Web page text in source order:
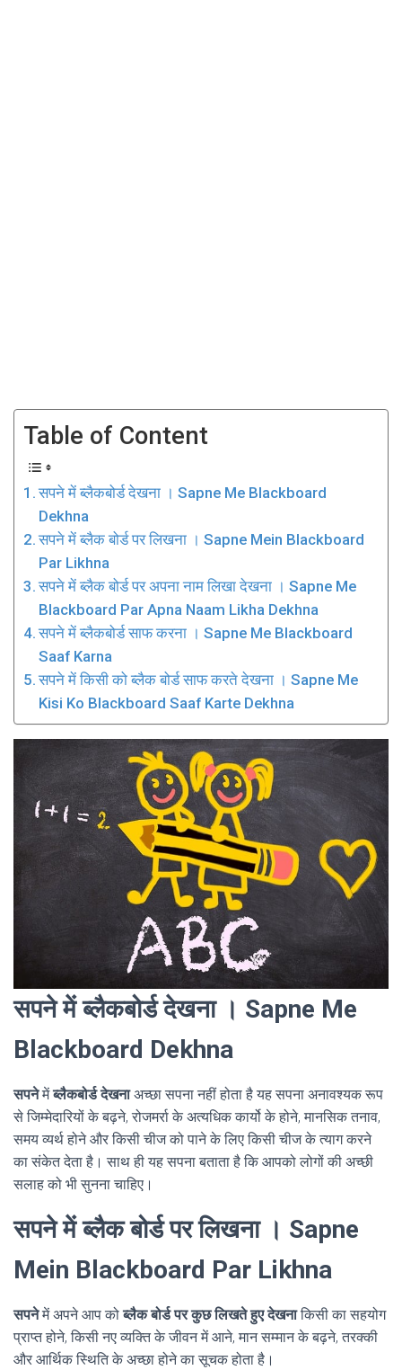
Table of Content
सपने में ब्लैकबोर्ड देखना । Sapne Me Blackboard
Dekhna
सपने में ब्लैक बोर्ड पर लिखना । Sapne Mein Blackboard
Par Likhna
सपने में ब्लैक बोर्ड पर अपना नाम लिखा देखना । Sapne Me
Blackboard Par Apna Naam Likha Dekhna
सपने में ब्लैकबोर्ड साफ करना । Sapne Me Blackboard
Saaf Karna
सपने में किसी को ब्लैक बोर्ड साफ करते देखना । Sapne Me
Kisi Ko Blackboard Saaf Karte Dekhna
सपने में ब्लैकबोर्ड देखना । Sapne Me
Blackboard Dekhna
सपनेमेंब्लैकबोर्ड देखनाअच्छा सपना नहीं होता है यह सपना अनावश्यक रूप
से जिम्मेदारियों के बढ़ने, रोजमर्रा के अत्यधिक कार्यो के होने, मानसिक तनाव,
समय व्यर्थ होने और किसी चीज को पाने के लिए किसी चीज के त्याग करने
का संकेत देता है। साथ ही यह सपना बताता है कि आपको लोगों की अच्छी
सलाह को भी सुनना चाहिए।
सपने में ब्लैक बोर्ड पर लिखना । Sapne
Mein Blackboard Par Likhna
सपनेमें अपने आप कोब्लैक बोर्ड पर कुछ लिखते हुए देखनाकिसी का सहयोग
प्राप्त होने, किसी नए व्यक्ति के जीवन में आने, मान सम्मान के बढ़ने, तरक्की
और आर्थिक स्थिति के अच्छा होने का सूचक होता है।